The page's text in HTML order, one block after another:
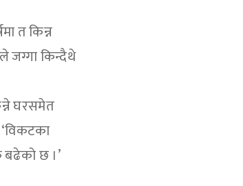
त किन्न
जग्गा किन्दैथे
घरसमेत
छ ।’